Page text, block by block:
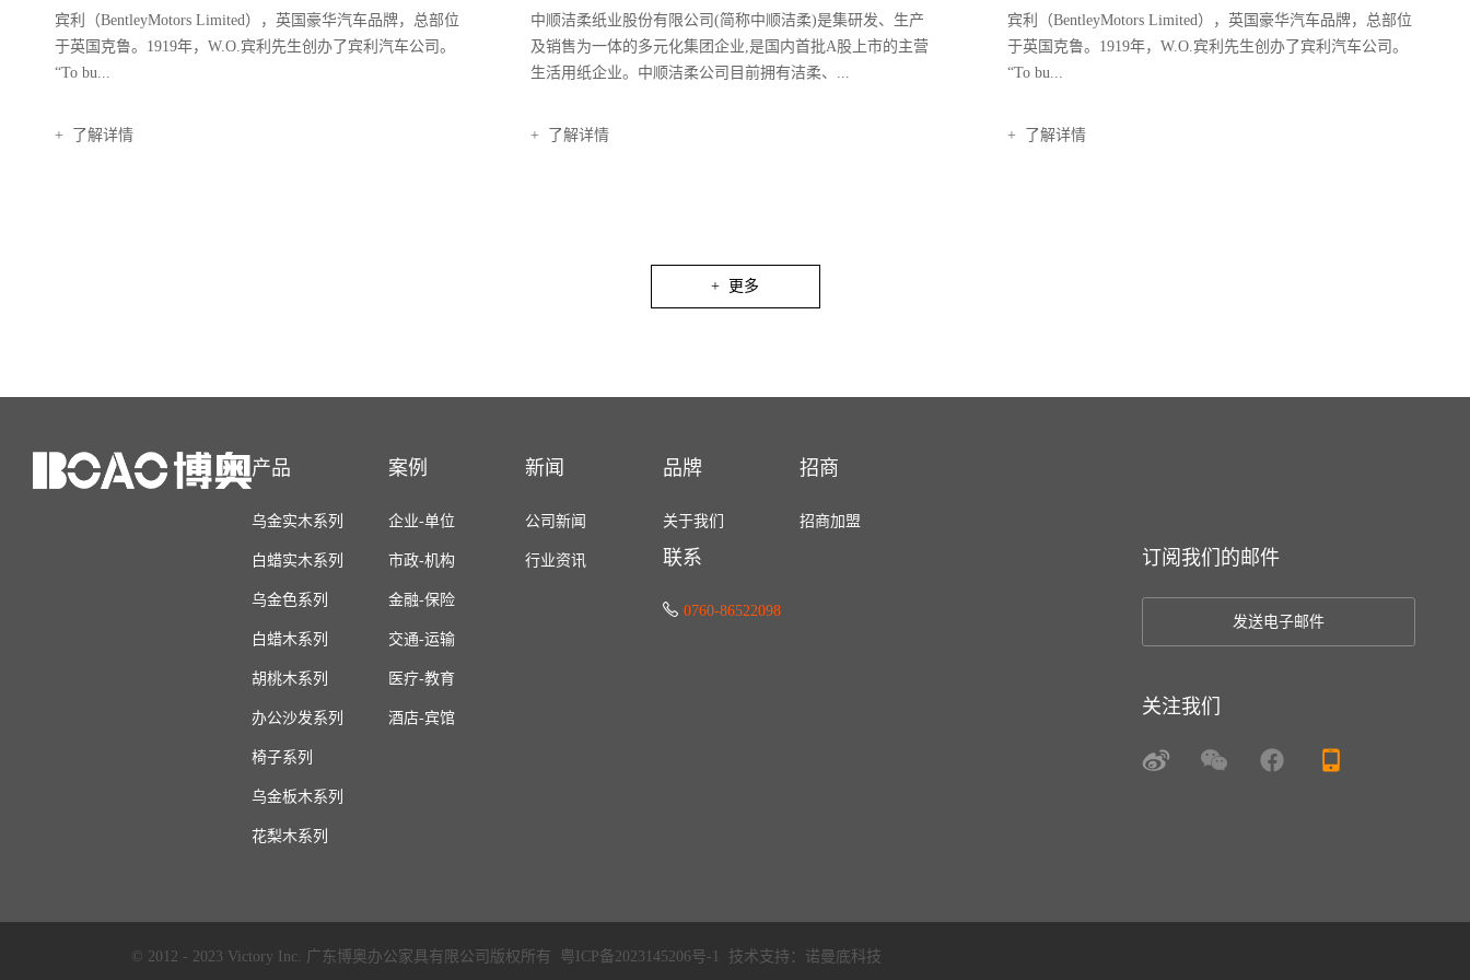
宾利（BentleyMotors Limited），英国豪华汽车品牌，总部位
于英国克鲁。1919年，W.O.宾利先生创办了宾利汽车公司。
“To bu...
+ 了解详情
中顺洁柔纸业股份有限公司(简称中顺洁柔)是集研发、生产
及销售为一体的多元化集团企业,是国内首批A股上市的主营
生活用纸企业。中顺洁柔公司目前拥有洁柔、...
+ 了解详情
宾利（BentleyMotors Limited），英国豪华汽车品牌，总部位
于英国克鲁。1919年，W.O.宾利先生创办了宾利汽车公司。
“To bu...
+ 了解详情
+ 更多
产品
乌金实木系列
白蜡实木系列
乌金色系列
白蜡木系列
胡桃木系列
办公沙发系列
椅子系列
乌金板木系列
花梨木系列
案例
企业-单位
市政-机构
金融-保险
交通-运输
医疗-教育
酒店-宾馆
新闻
公司新闻
行业资讯
品牌
关于我们
招商
招商加盟
联系
0760-86522098
订阅我们的邮件
发送电子邮件
关注我们
© 2012 - 2023 Victory Inc. 广东博奥办公家具有限公司版权所有 粤ICP备2023145206号-1 技术支持：诺曼底科技